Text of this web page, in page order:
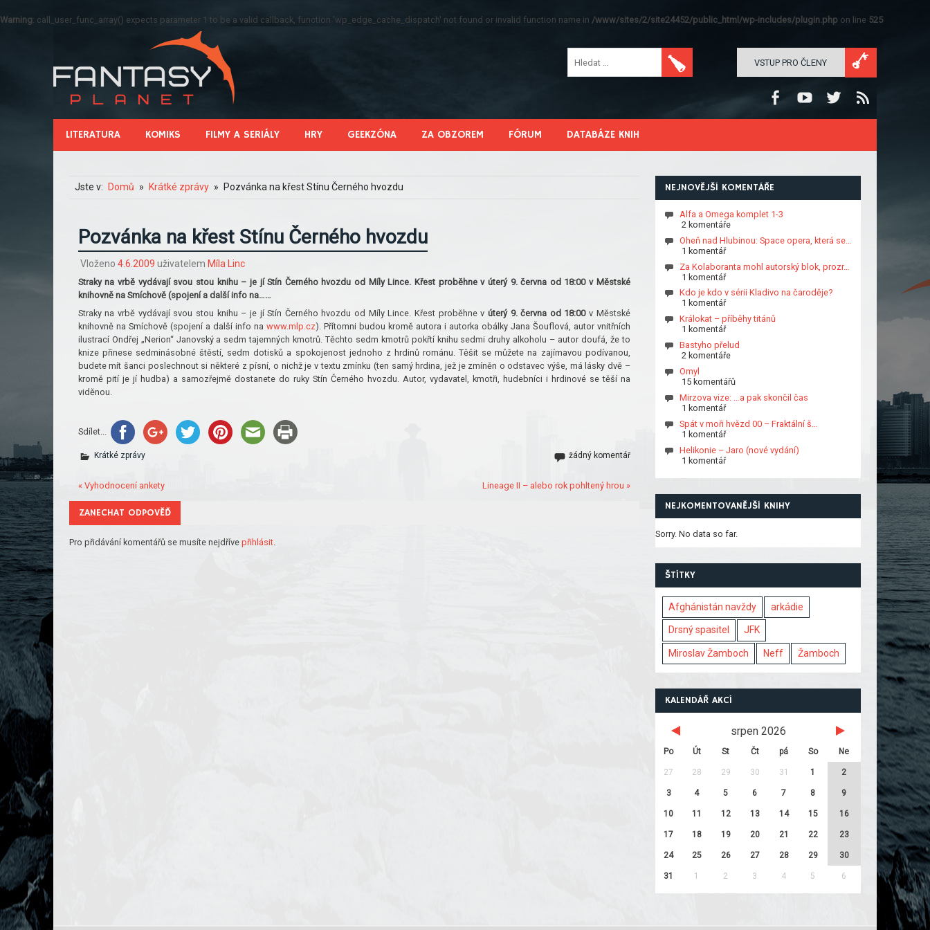
Warning: call_user_func_array() expects parameter 1 to be a valid callback, function 'wp_edge_cache_dispatch' not found or invalid function name in /www/sites/2/site24452/public_html/wp-includes/plugin.php on line 525
VSTUP PRO ČLENY
LITERATURA KOMIKS FILMY A SERIÁLY HRY GEEKZÓNA ZA OBZOREM FÓRUM DATABÁZE KNIH
Jste v: Domů Krátké zprávy Pozvánka na křest Stínu Černého hvozdu
Pozvánka na křest Stínu Černého hvozdu
Vloženo 4.6.2009 uživatelem Míla Linc
Straky na vrbě vydávají svou stou knihu – je jí Stín Černého hvozdu od Míly Lince. Křest proběhne v úterý 9. června od 18:00 v Městské
knihovně na Smíchově (spojení a další info na……
Straky na vrbě vydávají svou stou knihu – je jí Stín Černého hvozdu od Míly Lince. Křest proběhne v úterý 9. června od 18:00v Městské
knihovně na Smíchově (spojení a další info na www.mlp.cz). Přítomni budou kromě autora i autorka obálky Jana Šouflová, autor vnitřních
ilustrací Ondřej „Nerion“ Janovský a sedm tajemných kmotrů. Těchto sedm kmotrů pokřtí knihu sedmi druhy alkoholu – autor doufá, že to
knize přinese sedminásobné štěstí, sedm dotisků a spokojenost jednoho z hrdinů románu. Těšit se můžete na zajímavou podívanou,
budete mít šanci poslechnout si některé z písní, o nichž je v textu zmínku (ten samý hrdina, jež je zmíněn o odstavec výše, má lásky dvě –
kromě pití je jí hudba) a samozřejmě dostanete do ruky Stín Černého hvozdu. Autor, vydavatel, kmotři, hudebníci i hrdinové se těší na
viděnou.
Sdílet...
Krátké zprávy žádný komentář
« Vyhodnocení ankety Lineage II – alebo rok pohltený hrou »
ZANECHAT ODPOVĚĎ
Pro přidávání komentářů se musíte nejdřívepřihlásit
NEJNOVĚJŠÍ KOMENTÁŘE
Alfa a Omega komplet 1-3
2 komentáře
Oheň nad Hlubinou: Space opera, která se…
1 komentář
Za Kolaboranta mohl autorský blok, prozr…
1 komentář
Kdo je kdo v sérii Kladivo na čaroděje?
1 komentář
Králokat – příběhy titánů
1 komentář
Bastyho přelud
2 komentáře
Omyl
15 komentářů
Mirzova vize: …a pak skončil čas
1 komentář
Spát v moři hvězd 00 – Fraktální š…
1 komentář
Helikonie – Jaro (nové vydání)
1 komentář
NEJKOMENTOVANĚJŠÍ KNIHY
Sorry. No data so far.
ŠTÍTKY
Afghánistán navždy arkádie
Drsný spasitel JFK
Miroslav Žamboch Neff Žamboch
KALENDÁŘ AKCÍ
srpen 2026
Po Út St Čt pá So Ne
27 28 29 30 31 1 2
3 4 5 6 7 8 9
10 11 12 13 14 15 16
17 18 19 20 21 22 23
24 25 26 27 28 29 30
31 1 2 3 4 5 6